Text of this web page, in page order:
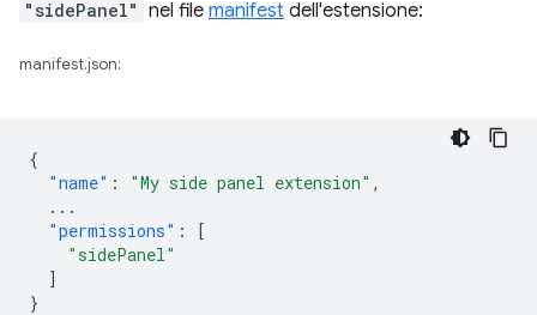
"sidePanel" nel file manifest dell'estensione:
manifest.json:
{
"name" : "My side panel extension" ,
...
"permissions" :
[
"sidePanel"
]
}